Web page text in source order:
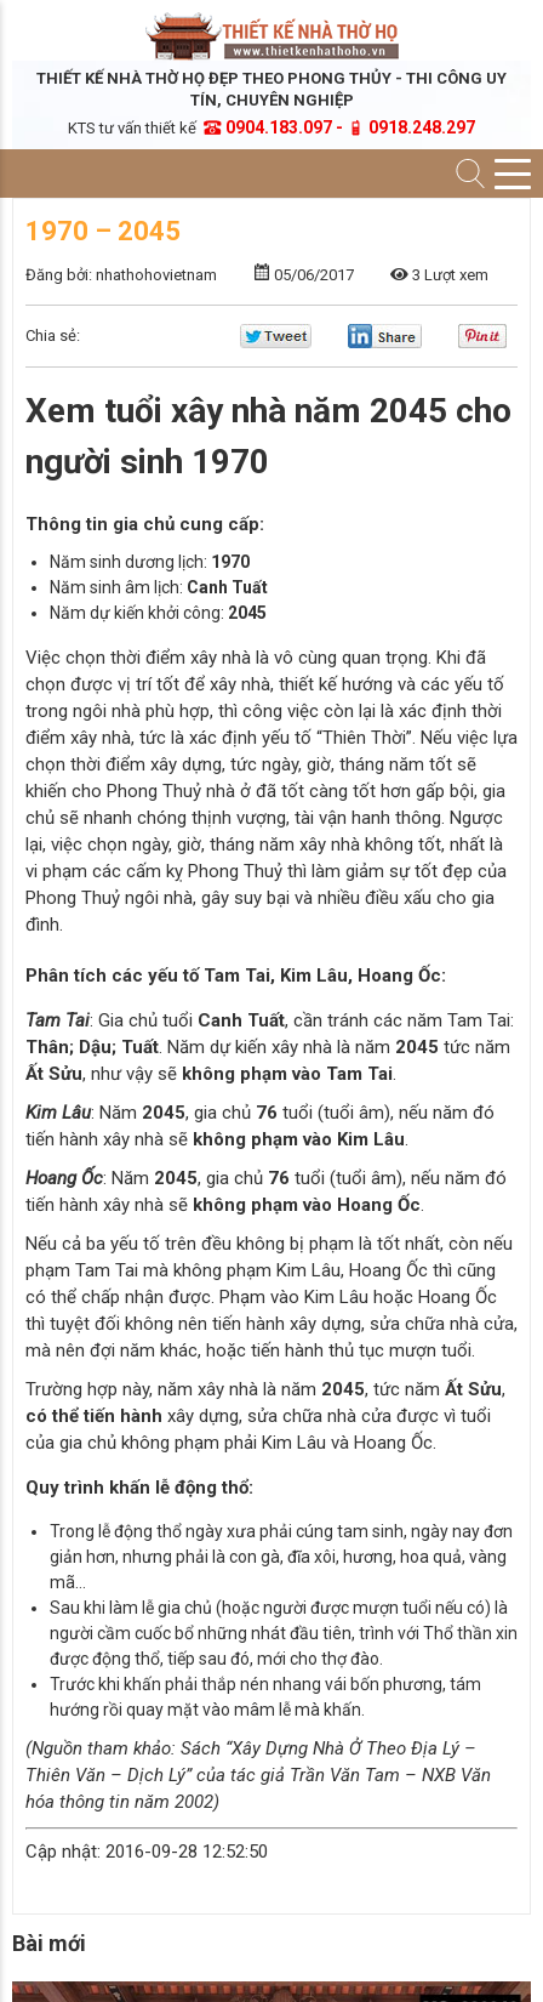
THIẾT KẾ NHÀ THỜ HỌ ĐẸP THEO PHONG THỦY - THI CÔNG UY
TÍN, CHUYÊN NGHIỆP
KTS tư vấn thiết kế
0904.183.097 - 0918.248.297
1970 – 2045
Đăng bởi: nhathohovietnam 05/06/2017 3 Lượt xem
Chia sẻ:
Xem tuổi xây nhà năm 2045 cho
người sinh 1970
Thông tin gia chủ cung cấp:
Năm sinh dương lịch: 1970
Năm sinh âm lịch: Canh Tuất
Năm dự kiến khởi công: 2045
Việc chọn thời điểm xây nhà là vô cùng quan trọng. Khi đã
chọn được vị trí tốt để xây nhà, thiết kế hướng và các yếu tố
trong ngôi nhà phù hợp, thì công việc còn lại là xác định thời
điểm xây nhà, tức là xác định yếu tố “Thiên Thời”. Nếu việc lựa
chọn thời điểm xây dựng, tức ngày, giờ, tháng năm tốt sẽ
khiến cho Phong Thuỷ nhà ở đã tốt càng tốt hơn gấp bội, gia
chủ sẽ nhanh chóng thịnh vượng, tài vận hanh thông. Ngược
lại, việc chọn ngày, giờ, tháng năm xây nhà không tốt, nhất là
vi phạm các cấm kỵ Phong Thuỷ thì làm giảm sự tốt đẹp của
Phong Thuỷ ngôi nhà, gây suy bại và nhiều điều xấu cho gia
đình.
Phân tích các yếu tố Tam Tai, Kim Lâu, Hoang Ốc:
Tam Tai: Gia chủ tuổi Canh Tuất, cần tránh các năm Tam Tai:
Thân; Dậu; Tuất. Năm dự kiến xây nhà là năm 2045 tức năm
Ất Sửu, như vậy sẽ không phạm vào Tam Tai.
Kim Lâu: Năm 2045, gia chủ 76 tuổi (tuổi âm), nếu năm đó
tiến hành xây nhà sẽ không phạm vào Kim Lâu.
Hoang Ốc: Năm 2045, gia chủ 76 tuổi (tuổi âm), nếu năm đó
tiến hành xây nhà sẽ không phạm vào Hoang Ốc.
Nếu cả ba yếu tố trên đều không bị phạm là tốt nhất, còn nếu
phạm Tam Tai mà không phạm Kim Lâu, Hoang Ốc thì cũng
có thể chấp nhận được. Phạm vào Kim Lâu hoặc Hoang Ốc
thì tuyệt đối không nên tiến hành xây dựng, sửa chữa nhà cửa,
mà nên đợi năm khác, hoặc tiến hành thủ tục mượn tuổi.
Trường hợp này, năm xây nhà là năm 2045, tức năm Ất Sửu,
có thể tiến hành xây dựng, sửa chữa nhà cửa được vì tuổi
của gia chủ không phạm phải Kim Lâu và Hoang Ốc.
Quy trình khấn lễ động thổ:
Trong lễ động thổ ngày xưa phải cúng tam sinh, ngày nay đơn
giản hơn, nhưng phải là con gà, đĩa xôi, hương, hoa quả, vàng
mã…
Sau khi làm lễ gia chủ (hoặc người được mượn tuổi nếu có) là
người cầm cuốc bổ những nhát đầu tiên, trình với Thổ thần xin
được động thổ, tiếp sau đó, mới cho thợ đào.
Trước khi khấn phải thắp nén nhang vái bốn phương, tám
hướng rồi quay mặt vào mâm lễ mà khấn.
(Nguồn tham khảo: Sách “Xây Dựng Nhà Ở Theo Địa Lý –
Thiên Văn – Dịch Lý” của tác giả Trần Văn Tam – NXB Văn
hóa thông tin năm 2002)
Cập nhật: 2016-09-28 12:52:50
Bài mới